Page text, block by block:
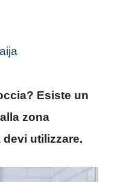
Esiste un
zona
utilizzare.